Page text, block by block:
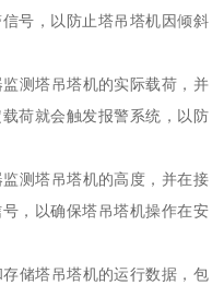
号，以防止塔吊塔机因倾斜
测塔吊塔机的实际载荷，并
荷就会触发报警系统，以防
测塔吊塔机的高度，并在接
，以确保塔吊塔机操作在安
储塔吊塔机的运行数据，包